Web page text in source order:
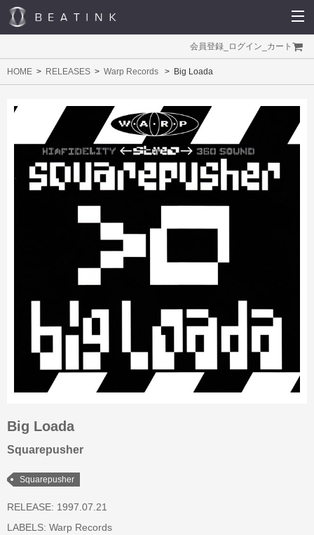
会員登録 ログイン カート
HOME RELEASES Warp Records Big Loada
Big Loada
Squarepusher
Squarepusher
RELEASE: 1997.07.21
LABELS: Warp Records